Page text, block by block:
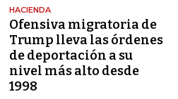
HACIENDA
Ofensiva migratoria de
Trump lleva las órdenes
de deportación a su
nivel más alto desde
1998